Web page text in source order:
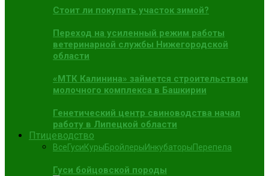
Стоит ли покупать участок зимой?
Переход на усиленный режим работы
ветеринарной службы Нижегородской
области
«МТК Калинина» займется строительством
молочного комплекса в Башкирии
Генетический центр свиноводства начал
работу в Липецкой области
Птицеводство
ВсеГусиКурыБройлерыИнкубаторыПерепела
Гуси бойцовской породы